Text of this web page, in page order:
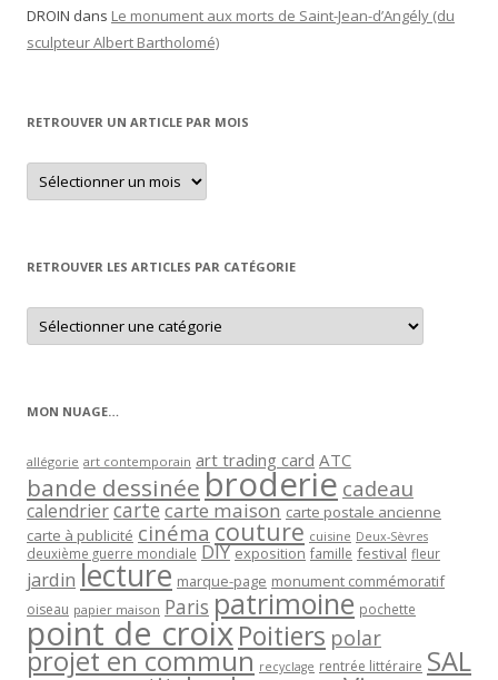
DROIN dans Le monument aux morts de Saint-Jean-d’Angély (du
sculpteur Albert Bartholomé)
RETROUVER UN ARTICLE PAR MOIS
Retrouver
un
article
RETROUVER LES ARTICLES PAR CATÉGORIE
Retrouver
les
articles
MON NUAGE…
allégorie art contemporain art trading card ATC
bande dessinée broderie cadeau
calendriercartecarte maison carte postale ancienne
carte à publicité cinéma couture cuisine Deux-Sèvres
deuxième guerre mondiale DIY exposition famille festival fleur
jardin lecture marque-page monument commémoratif
oiseau papier maison Paris patrimoine pochette
point de croixPoitiers polar
projet en commun recyclage rentrée littéraire SAL